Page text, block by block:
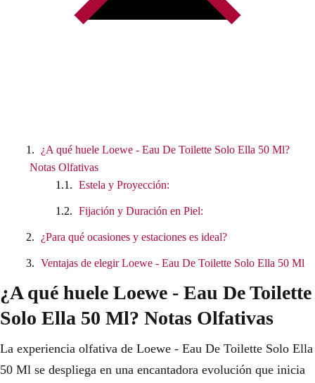
¿A qué huele Loewe - Eau De Toilette Solo Ella 50 Ml?
Notas Olfativas
Estela y Proyección:
Fijación y Duración en Piel:
¿Para qué ocasiones y estaciones es ideal?
Ventajas de elegir Loewe - Eau De Toilette Solo Ella 50 Ml
¿A qué huele Loewe - Eau De Toilette
Solo Ella 50 Ml? Notas Olfativas
La experiencia olfativa de Loewe - Eau De Toilette Solo Ella
50 Ml se despliega en una encantadora evolución que inicia